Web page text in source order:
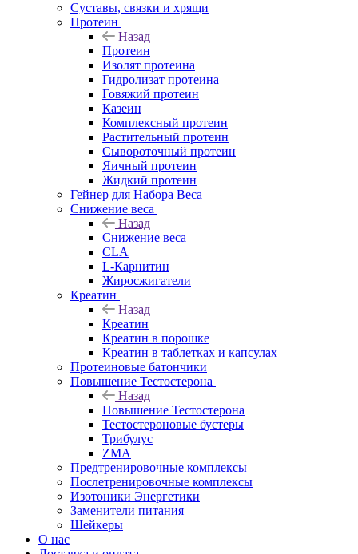
Суставы, связки и хрящи
Протеин
Назад
Протеин
Изолят протеина
Гидролизат протеина
Говяжий протеин
Казеин
Комплексный протеин
Растительный протеин
Сывороточный протеин
Яичный протеин
Жидкий протеин
Гейнер для Набора Веса
Снижение веса
Назад
Снижение веса
CLA
L-Карнитин
Жиросжигатели
Креатин
Назад
Креатин
Креатин в порошке
Креатин в таблетках и капсулах
Протеиновые батончики
Повышение Тестостерона
Назад
Повышение Тестостерона
Тестостероновые бустеры
Трибулус
ZMA
Предтренировочные комплексы
Послетренировочные комплексы
Изотоники Энергетики
Заменители питания
Шейкеры
О нас